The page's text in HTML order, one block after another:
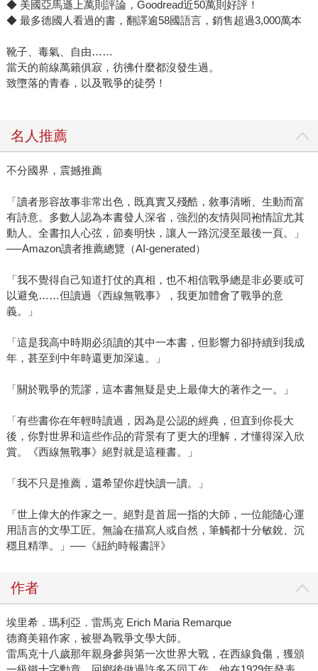
◆ 美國亞馬遜上萬則評論，Goodread近50萬則好評！
◆ 最多德國人看過的書，翻譯逾58國語言，銷售超過3,000萬本
靴子、毒氣、自由……
當天的前線萬籟俱寂，彷彿什麼都沒發生過。
致墮落的青春，以及戰爭的徒勞！
名人推薦
不分國界，震撼推薦
「讀者形容故事非常出色，既真實又殘酷，敘事清晰、生動而富
有詩意。多數人認為本書發人深省，強烈的友情與同袍情誼尤其
動人。全書扣人心弦，節奏明快，讓人一路沉浸至最後一頁。」
──Amazon讀者推薦總覽（AI-generated）
「我不覺得自己知道打仗的真相，也不相信戰爭總是非必要或可
以避免……但讀過《西線無戰事》，我更加體會了戰爭的意
義。」
「這是我高中時期必須讀的其中一本書，但影響力卻持續到我成
年，甚至到中年時還更加深遠。」
「關於戰爭的荒謬，這本書無疑是史上最偉大的著作之一。」
「有些書你在年輕時讀過，因為是公認的經典，但直到你長大
後，你對世界和這些作品的背景有了更大的理解，才懂得深入欣
賞。《西線無戰事》絕對就是這種書。」
「我不只是推薦，還希望你趕快讀一讀。」
「世上偉大的作家之一。絕對是首屈一指的大師，一位能隨心運
用語言的文學工匠。無論在描寫人或自然，筆觸都十分敏銳、沉
穩且精準。」──《紐約時報書評》
作者
埃里希．瑪利亞．雷馬克 Erich Maria Remarque
德裔美籍作家，被譽為戰爭文學大師。
雷馬克十八歲那年親身參與第一次世界大戰，在西線負傷，獲頒